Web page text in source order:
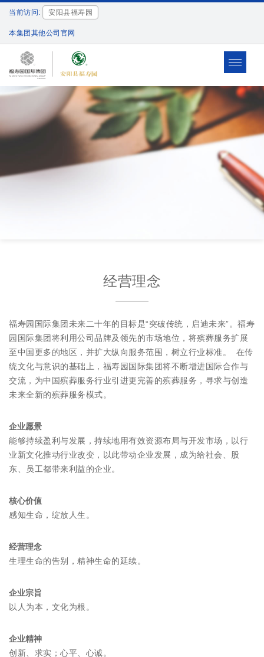
当前访问: 安阳县福寿园
本集团其他公司官网
Toggle
经营理念
福寿园国际集团未来二十年的目标是“突破传统，启迪未来”。福寿
园国际集团将利用公司品牌及领先的市场地位，将殡葬服务扩展
至中国更多的地区，并扩大纵向服务范围，树立行业标准。 在传
统文化与意识的基础上，福寿园国际集团将不断增进国际合作与
交流，为中国殡葬服务行业引进更完善的殡葬服务，寻求与创造
未来全新的殡葬服务模式。
企业愿景
能够持续盈利与发展，持续地用有效资源布局与开发市场，以行
业新文化推动行业改变，以此带动企业发展，成为给社会、股
东、员工都带来利益的企业。
核心价值
感知生命，绽放人生。
经营理念
生理生命的告别，精神生命的延续。
企业宗旨
以人为本，文化为根。
企业精神
创新、求实；心平、心诚。